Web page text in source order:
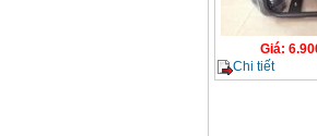
Giá:
Chi tiết